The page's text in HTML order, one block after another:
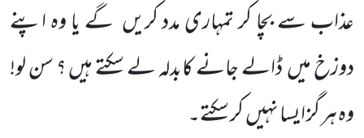
عذاب سے بچا کر تمہاری مدد کریں گے یا وہ اپنے
دوزخ میںڈالے جانے کابدلہ لے سکتے ہیں ؟ سن لو!
وہ ہر گز ایسا نہیںکر سکتے۔